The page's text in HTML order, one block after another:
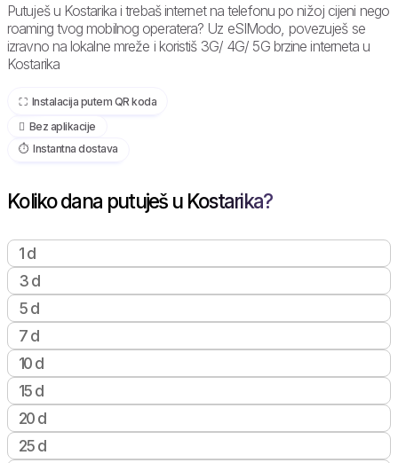
Putuješ u Kostarika i trebaš internet na telefonu po nižoj cijeni nego
roaming tvog mobilnog operatera? Uz eSIModo, povezuješ se
izravno na lokalne mreže i koristiš 3G/ 4G/ 5G brzine interneta u
Kostarika
⛶️️ Instalacija putem QR koda
️ Bez aplikacije
⏱️️ Instantna dostava
Koliko dana putuješ u Kostarika?
1 d
3 d
5 d
7 d
10 d
15 d
20 d
25 d